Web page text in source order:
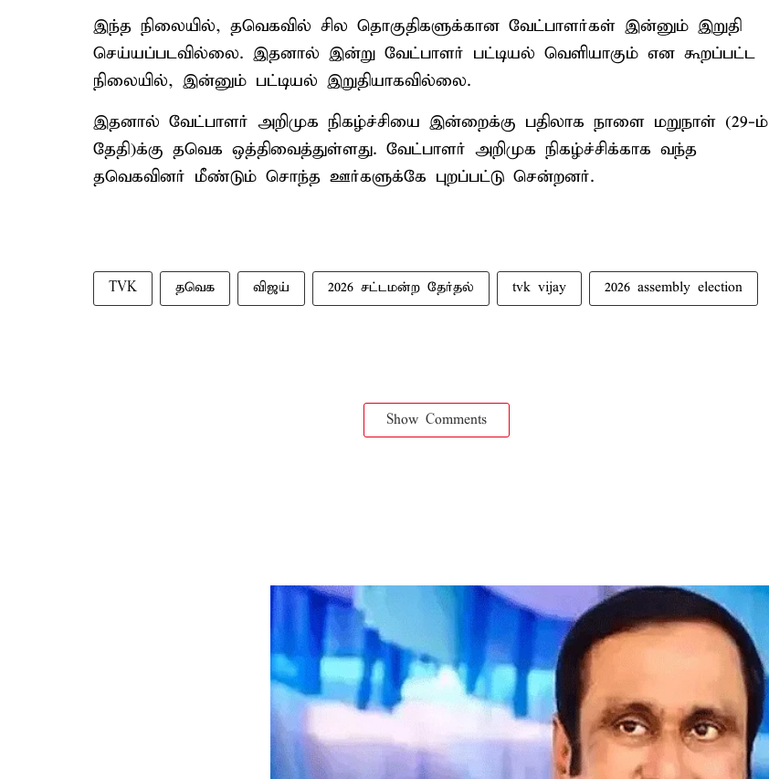
இந்த நிலையில், தவெகவில் சில தொகுதிகளுக்கான வேட்பாளர்கள் இன்னும் இறுதி
செய்யப்படவில்லை. இதனால் இன்று வேட்பாளர் பட்டியல் வெளியாகும் என கூறப்பட்ட
நிலையில், இன்னும் பட்டியல் இறுதியாகவில்லை.
இதனால் வேட்பாளர் அறிமுக நிகழ்ச்சியை இன்றைக்கு பதிலாக நாளை மறுநாள் (29-ம்
தேதி)க்கு தவெக ஒத்திவைத்துள்ளது. வேட்பாளர் அறிமுக நிகழ்ச்சிக்காக வந்த
தவெகவினர் மீண்டும் சொந்த ஊர்களுக்கே புறப்பட்டு சென்றனர்.
TVK தவெக விஜய் 2026 சட்டமன்ற தேர்தல் tvk vijay 2026 assembly election
Show Comments